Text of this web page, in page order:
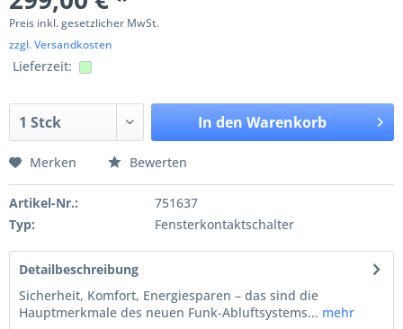
Preis inkl. gesetzlicher MwSt.
zzgl. Versandkosten
Lieferzeit:
In den Warenkorb
Merken Bewerten
Artikel-Nr.:
751637
Typ:
Fensterkontaktschalter
Detailbeschreibung
Sicherheit, Komfort, Energiesparen – das sind die
Hauptmerkmale des neuen Funk-Abluftsystems... mehr